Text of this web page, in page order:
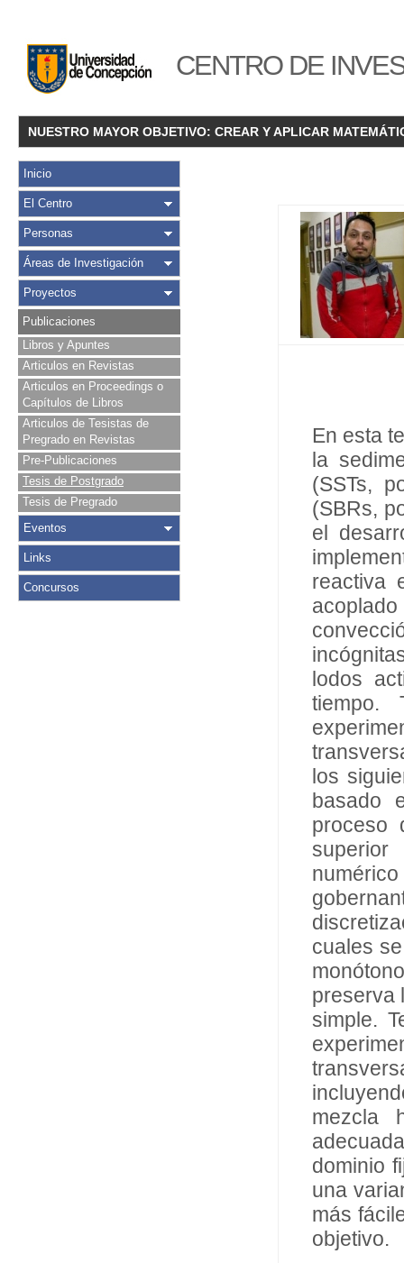
CENTRO DE
NUESTRO MAYOR OBJETIVO: CREAR Y APLICAR
Inicio
El Centro
Personas
Áreas de Investigación
Proyectos
Publicaciones
Libros y Apuntes
Articulos en Revistas
Articulos en Proceedings o
Capítulos de Libros
Articulos de Tesistas de
Pregrado en Revistas
Pre-Publicaciones
Tesis de Postgrado
Tesis de Pregrado
Eventos
Links
Concursos
En esta
la
(SSTs,
(SBRs,
el
reactiva
lodos
tiempo.
los
basado
proceso
superior
cuales
preserva
simple.
mezcla
dominio
una
más
objetivo.